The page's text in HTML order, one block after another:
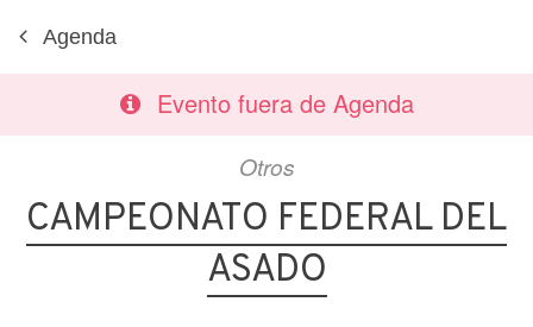
Agenda
Evento fuera de Agenda
Otros
CAMPEONATO FEDERAL DEL
ASADO